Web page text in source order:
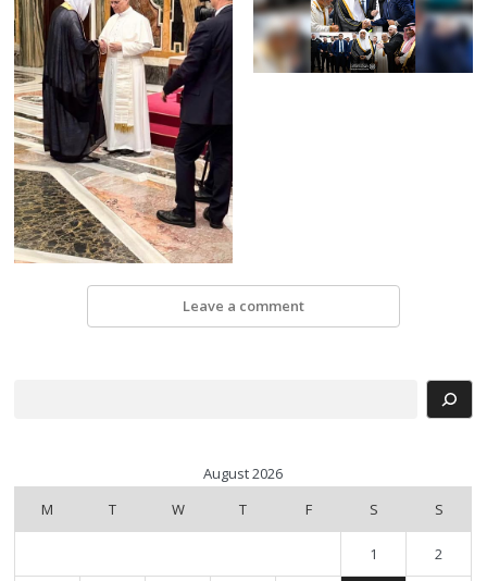
Leave a comment
August 2026
M
T W T F S S
1 2